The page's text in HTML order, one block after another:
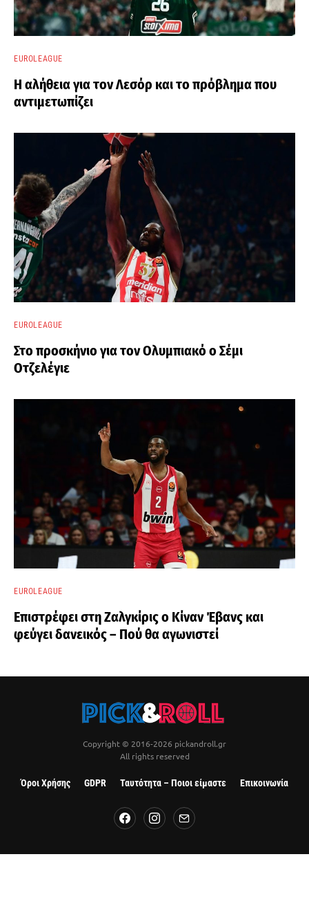
EUROLEAGUE
Η αλήθεια για τον Λεσόρ και το πρόβλημα που
αντιμετωπίζει
EUROLEAGUE
Στο προσκήνιο για τον Ολυμπιακό ο Σέμι
Οτζελέγιε
EUROLEAGUE
Επιστρέφει στη Ζαλγκίρις ο Κίναν Έβανς και
φεύγει δανεικός – Πού θα αγωνιστεί
Copyright © 2016-2026 pickandroll.gr
All rights reserved
Όροι Χρήσης GDPR Ταυτότητα – Ποιοι είμαστε Επικοινωνία